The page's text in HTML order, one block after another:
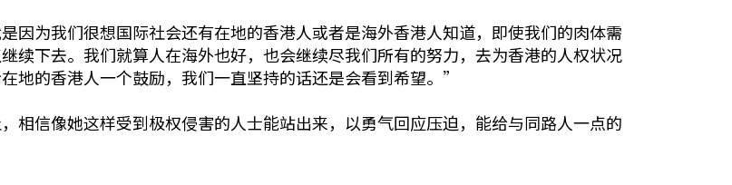
为我们很想国际社会还有在地的香港人或者是海外香港人知道，即使我们的肉体需
续下去。我们就算人在海外也好，也会继续尽我们所有的努力，去为香港的人权状况
地的香港人一个鼓励，我们一直坚持的话还是会看到希望。”
相信像她这样受到极权侵害的人士能站出来，以勇气回应压迫，能给与同路人一点的